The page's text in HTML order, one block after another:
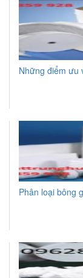
Những điểm ưu
Phân loại bông